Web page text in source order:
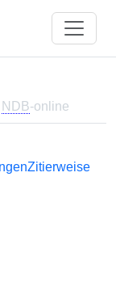
NDB-online
Zitierweise